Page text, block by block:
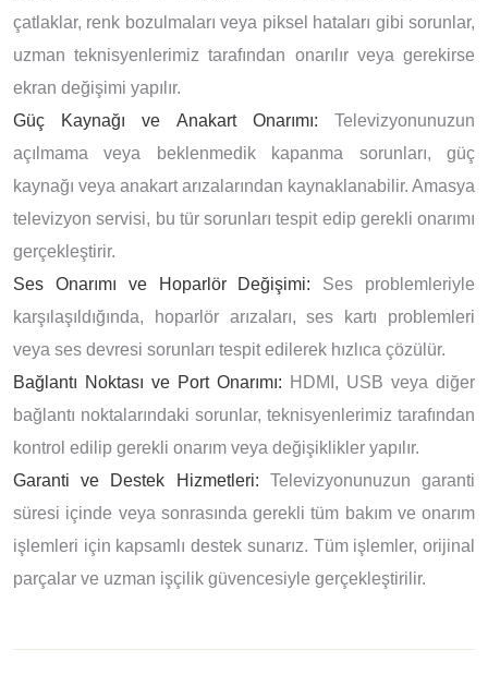
çatlaklar, renk bozulmaları veya piksel hataları gibi sorunlar,
uzman teknisyenlerimiz tarafından onarılır veya gerekirse
ekran değişimi yapılır.
Güç Kaynağı ve Anakart Onarımı: Televizyonunuzun
açılmama veya beklenmedik kapanma sorunları, güç
kaynağı veya anakart arızalarından kaynaklanabilir. Amasya
televizyon servisi, bu tür sorunları tespit edip gerekli onarımı
gerçekleştirir.
Ses Onarımı ve Hoparlör Değişimi: Ses problemleriyle
karşılaşıldığında, hoparlör arızaları, ses kartı problemleri
veya ses devresi sorunları tespit edilerek hızlıca çözülür.
Bağlantı Noktası ve Port Onarımı: HDMI, USB veya diğer
bağlantı noktalarındaki sorunlar, teknisyenlerimiz tarafından
kontrol edilip gerekli onarım veya değişiklikler yapılır.
Garanti ve Destek Hizmetleri: Televizyonunuzun garanti
süresi içinde veya sonrasında gerekli tüm bakım ve onarım
işlemleri için kapsamlı destek sunarız. Tüm işlemler, orijinal
parçalar ve uzman işçilik güvencesiyle gerçekleştirilir.